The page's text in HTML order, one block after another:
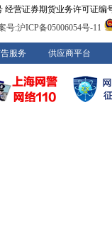
营证券期货业务许可证编
号:沪ICP备05006054号-11
服务 供应商平台